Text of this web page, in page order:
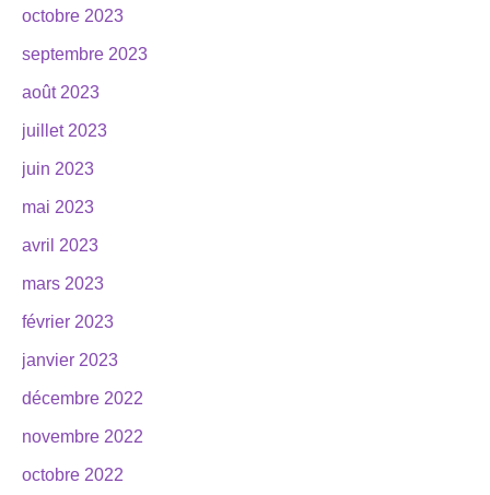
octobre 2023
septembre 2023
août 2023
juillet 2023
juin 2023
mai 2023
avril 2023
mars 2023
février 2023
janvier 2023
décembre 2022
novembre 2022
octobre 2022